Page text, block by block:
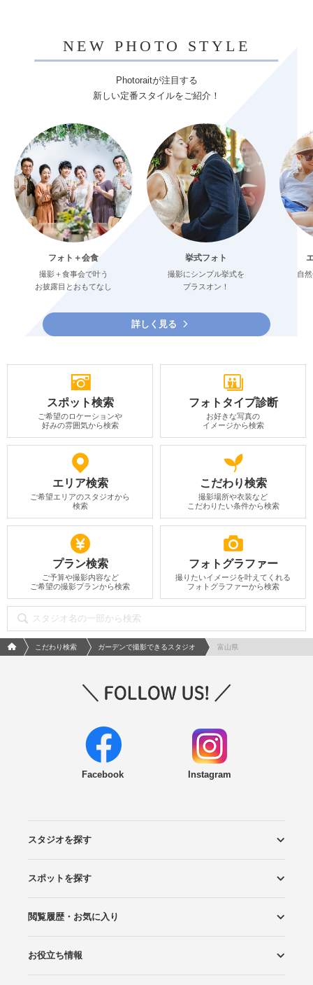
NEW PHOTO STYLE
Photoraitが注目する
新しい定番スタイルをご紹介！
フォト＋会食
撮影＋食事会で叶う
お披露目とおもてなし
挙式フォト
撮影にシンプル挙式を
プラスオン！
自
詳しく見る
スポット検索
ご希望のロケーションや
好みの雰囲気から検索
フォトタイプ診断
お好きな写真の
イメージから検索
エリア検索
ご希望エリアのスタジオから
検索
こだわり検索
撮影場所や衣装など
こだわりたい条件から検索
プラン検索
ご予算や撮影内容など
ご希望の撮影プランから検索
フォトグラファー
撮りたいイメージを叶えてくれる
フォトグラファーから検索
フォトウエディング/結婚写真のPhotorait ホーム
こだわり検索 ガーデンで撮影できるスタジオ 富山県
Facebook Instagram
スタジオを探す
エリアから探す
こだわりから探す
NEW PHOTO STYLE
プランから探す
フォトタイプ診断
フォトグラファーから探す
国内リゾートから探す
スポットを探す
ロケーションから探す
スタジオから探す
閲覧履歴・お気に入り
閲覧スタジオ
お気に入り
お役立ち情報